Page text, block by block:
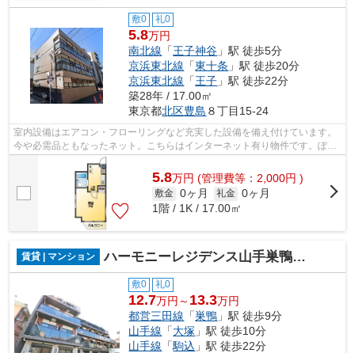
敷0 礼0
5.8万円
南北線 「王子神谷 」駅 徒歩5分
京浜東北線 「東十条 」駅 徒歩20分
京浜東北線 「王子 」駅 徒歩22分
築28年 / 17.00㎡
東京都北区豊島 ８丁目15-24
室内設備はエアコン・フローリングなど充実した設備を備え付けています。
今や必需品ともなったネット。こちらはインターネット有り物件です。ぽか
ぽか陽気が入り込む、全室南向きの暖...
5.8万円 (管理費等：2,000円 )
敷金 0ヶ月 礼金 0ヶ月
1階 / 1K / 17.00㎡
賃貸 | マンション ハーモニーレジデンス山手巣鴨ザ・ガーデン
敷0 礼0
12.7万円～ 13.3万円
都営三田線 「巣鴨 」駅 徒歩9分
山手線 「大塚 」駅 徒歩10分
山手線 「駒込 」駅 徒歩22分